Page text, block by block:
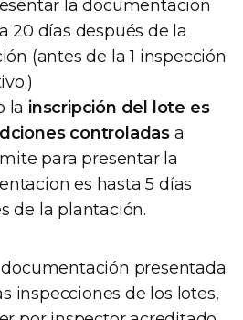
la documentacion
20 días después de la
(antes de la 1 inspección
la inscripción del lote es
controladasa
para presentar la
es hasta 5 días
de la plantación.
presentada
inspecciones de los lotes,